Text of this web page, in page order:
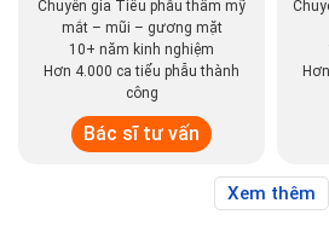
Chuyên gia Tiểu phẫu thẩm mỹ
mắt – mũi – gương mặt
10+ năm kinh nghiệm
Hơn 4.000 ca tiểu phẫu thành
công
Bác sĩ tư vấn
Xem thêm